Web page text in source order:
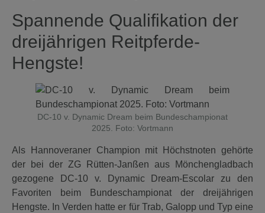
Spannende Qualifikation der
dreijährigen Reitpferde-
Hengste!
DC-10 v. Dynamic Dream beim Bundeschampionat
2025. Foto: Vortmann
Als Hannoveraner Champion mit Höchstnoten gehörte
der bei der ZG Rütten-Janßen aus Mönchengladbach
gezogene DC-10 v. Dynamic Dream-Escolar zu den
Favoriten beim Bundeschampionat der dreijährigen
Hengste. In Verden hatte er für Trab, Galopp und Typ eine